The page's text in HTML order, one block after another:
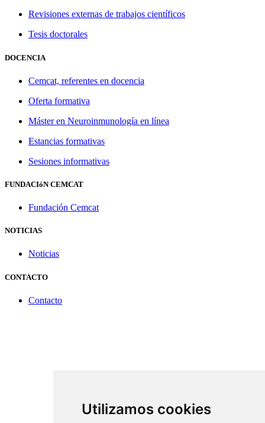
Utilizamos cookies
Revisiones externas de trabajos científicos
Tesis doctorales
DOCENCIA
Cemcat, referentes en docencia
Oferta formativa
Máster en Neuroinmunología en línea
Estancias formativas
Sesiones informativas
FUNDACIóN CEMCAT
Fundación Cemcat
NOTICIAS
Noticias
CONTACTO
Contacto